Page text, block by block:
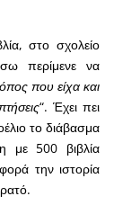
στο σχολείο
περίμενε να
που είχα και
“. Έχει πει
το διάβασμα
με 500 βιβλία
την ιστορία